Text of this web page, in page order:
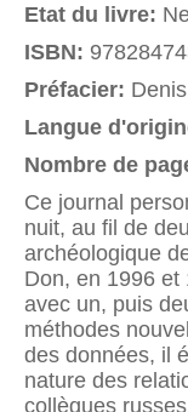
Etat du livre:
ISBN:
Préfacier:
Langue
Nombre de
Ce journal
nuit, au fil de
archéologique
Don, en 1996 et
avec un, puis
méthodes
des données, il
nature des
collègues